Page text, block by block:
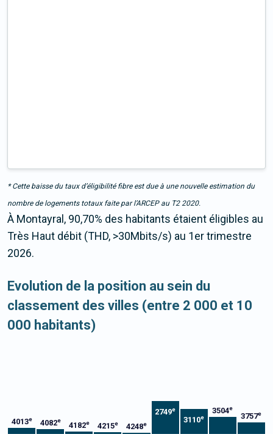
* Cette baisse du taux d’éligibilité fibre est due à une nouvelle estimation du
nombre de logements totaux faite par l’ARCEP au T2 2020.
À Montayral, 90,70% des habitants étaient éligibles au
Très Haut débit (THD, >30Mbits/s) au 1er trimestre
2026.
Evolution de la position au sein du
classement des villes (entre 2 000 et 10
000 habitants)
4013e 4082e
4182e 4215e 4248e
2749e
3110e
3504e
3757e